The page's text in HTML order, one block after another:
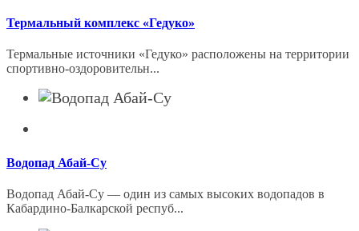
Термальный комплекс «Гедуко»
Термальные источники «Гедуко» расположены на территории
спортивно-оздоровительн...
Водопад Абай-Су
Водопад Абай-Су — один из самых высоких водопадов в
Кабардино-Балкарской респуб...